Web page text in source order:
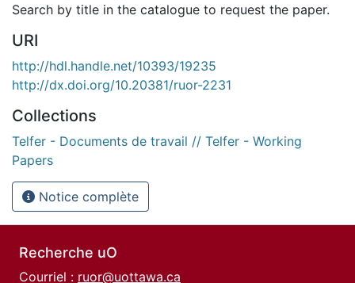
Search by title in the catalogue to request the paper.
URI
http://hdl.handle.net/10393/19235
http://dx.doi.org/10.20381/ruor-2231
Collections
Telfer - Documents de travail // Telfer - Working
Papers
Notice complète
Recherche uO
Courriel : ruor@uottawa.ca